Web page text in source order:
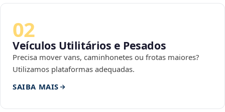
02
Veículos Utilitários e Pesados
Precisa mover vans, caminhonetes ou frotas maiores?
Utilizamos plataformas adequadas.
SAIBA MAIS